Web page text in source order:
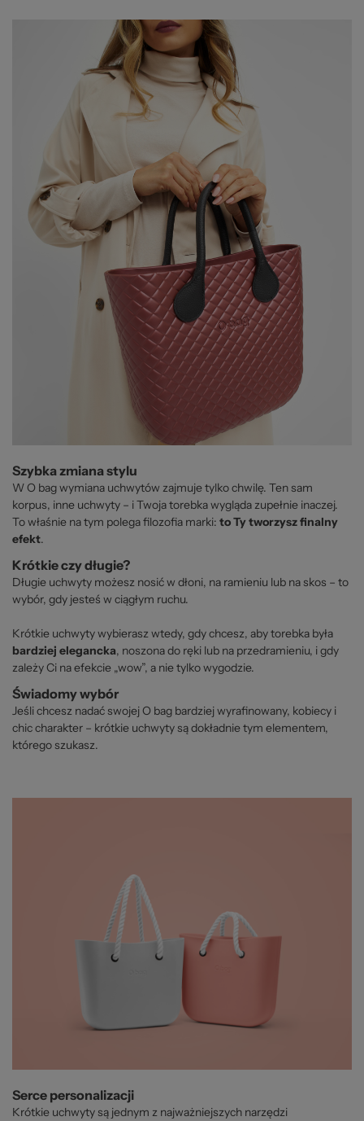
Szybka zmiana stylu
W O bag wymiana uchwytów zajmuje tylko chwilę. Ten sam
korpus, inne uchwyty – i Twoja torebka wygląda zupełnie inaczej.
To właśnie na tym polega filozofia marki: to Ty tworzysz finalny
efekt.
Krótkie czy długie?
Długie uchwyty możesz nosić w dłoni, na ramieniu lub na skos – to
wybór, gdy jesteś w ciągłym ruchu.
Krótkie uchwyty wybierasz wtedy, gdy chcesz, aby torebka była
bardziej elegancka, noszona do ręki lub na przedramieniu, i gdy
zależy Ci na efekcie „wow”, a nie tylko wygodzie.
Świadomy wybór
Jeśli chcesz nadać swojej O bag bardziej wyrafinowany, kobiecy i
chic charakter – krótkie uchwyty są dokładnie tym elementem,
którego szukasz.
Serce personalizacji
Krótkie uchwyty są jednym z najważniejszych narzędzi